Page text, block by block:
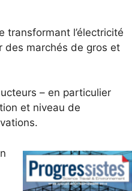
transformant l’électricité
des marchés de gros et
– en particulier
et niveau de